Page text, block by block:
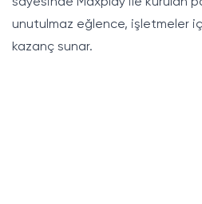
unutulmaz eğlence, işletmeler
kazanç sunar.